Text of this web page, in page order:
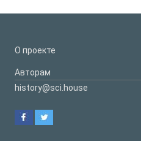
О проекте
Авторам
history@sci.house